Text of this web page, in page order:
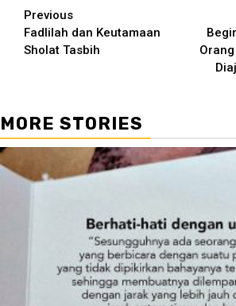
Continue
Reading
Previous
Fadlilah dan Keutamaan
Sholat Tasbih
MORE STORIES